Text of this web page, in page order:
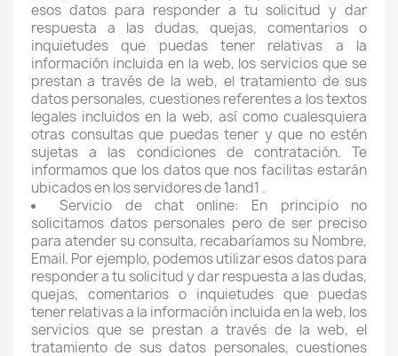
esos datos para responder a tu solicitud y dar
respuesta a las dudas, quejas, comentarios o
inquietudes que puedas tener relativas a la
información incluida en la web, los servicios que se
prestan a través de la web, el tratamiento de sus
datos personales, cuestiones referentes a los textos
legales incluidos en la web, así como cualesquiera
otras consultas que puedas tener y que no estén
sujetas a las condiciones de contratación. Te
informamos que los datos que nos facilitas estarán
ubicados en los servidores de 1and1 .
Servicio de chat online: En principio no
solicitamos datos personales pero de ser preciso
para atender su consulta, recabaríamos su Nombre,
Email. Por ejemplo, podemos utilizar esos datos para
responder a tu solicitud y dar respuesta a las dudas,
quejas, comentarios o inquietudes que puedas
tener relativas a la información incluida en la web, los
servicios que se prestan a través de la web, el
tratamiento de sus datos personales, cuestiones